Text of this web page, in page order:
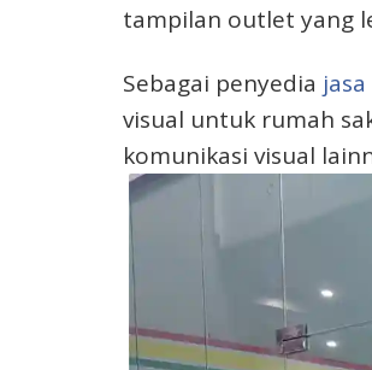
tampilan outlet yang
Sebagai penyedia
visual untuk rumah
komunikasi visual